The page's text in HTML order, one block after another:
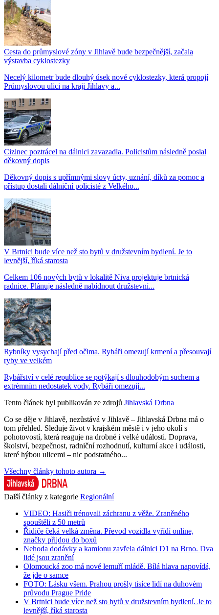
Cesta do průmyslové zóny v Jihlavě bude bezpečnější, začala
výstavba cyklostezky
Necelý kilometr bude dlouhý úsek nové cyklostezky, která propojí
Průmyslovou ulici na kraji Jihlavy a...
Cizinec poztrácel na dálnici zavazadla. Policistům následně poslal
děkovný dopis
Děkovný dopis s upřímnými slovy úcty, uznání, díků za pomoc a
přístup dostali dálniční policisté z Velkého...
V Brtnici bude více než sto bytů v družstevním bydlení. Je to
levnější, říká starosta
Celkem 106 nových bytů v lokalitě Niva projektuje brtnická
radnice. Plánuje následně nabídnout družstevní...
Rybníky vysychají před očima. Rybáři omezují krmení a přesouvají
ryby ve velkém
Rybářství v celé republice se potýkají s dlouhodobým suchem a
extrémním nedostatek vody. Rybáři omezují...
Tento článek byl publikován ze zdrojů Jihlavská Drbna
Co se děje v Jihlavě, nezůstává v Jihlavě – Jihlavská Drbna má o
tom přehled. Sleduje život v krajském městě i v jeho okolí s
pohotovostí, která reaguje na drobné i velké události. Doprava,
školství, bezpečnost, radniční rozhodnutí, kulturní akce i události,
které hýbou ulicemi – nic podstatného...
Všechny články tohoto autora →
Další články z kategorie Regionální
VIDEO: Hasiči trénovali záchranu z věže. Zraněného
spouštěli z 50 metrů
Řidiče čeká velká změna. Převod vozidla vyřídí online,
značky přijdou do boxů
Nehoda dodávky a kamionu zavřela dálnici D1 na Brno. Dva
lidé jsou zranění
Olomoucká zoo má nové lemuří mládě. Bílá hlava napovídá,
že jde o samce
FOTO: Lásku všem. Prahou prošly tisíce lidí na duhovém
průvodu Prague Pride
V Brtnici bude více než sto bytů v družstevním bydlení. Je to
levnější, říká starosta